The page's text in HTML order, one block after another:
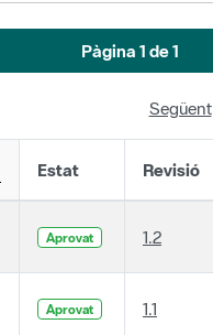
Pàgina 1 de 1
Següent
Estat Revisió
Aprovat 1.2
Aprovat 1.1